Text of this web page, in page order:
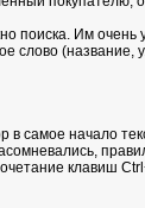
поиска. Им
слово
в самое начало
клавиш